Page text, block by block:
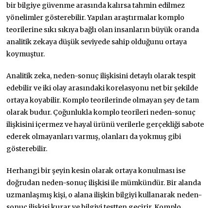
bir bilgiye güvenme arasında kalırsa tahmin edilmez
yönelimler gösterebilir. Yapılan araştırmalar komplo
teorilerine sıkı sıkıya bağlı olan insanların büyük oranda
analitik zekaya düşük seviyede sahip olduğunu ortaya
koymuştur.
Analitik zeka, neden-sonuç ilişkisini detaylı olarak tespit
edebilir ve iki olay arasındaki korelasyonu net bir şekilde
ortaya koyabilir. Komplo teorilerinde olmayan şey de tam
olarak budur. Çoğunlukla komplo teorileri neden-sonuç
ilişkisini içermez ve hayal ürünü verilerle gerçekliği sabote
ederek olmayanları varmış, olanları da yokmuş gibi
gösterebilir.
Herhangi bir şeyin kesin olarak ortaya konulması ise
doğrudan neden-sonuç ilişkisi ile mümkündür. Bir alanda
uzmanlaşmış kişi, o alana ilişkin bilgiyi kullanarak neden-